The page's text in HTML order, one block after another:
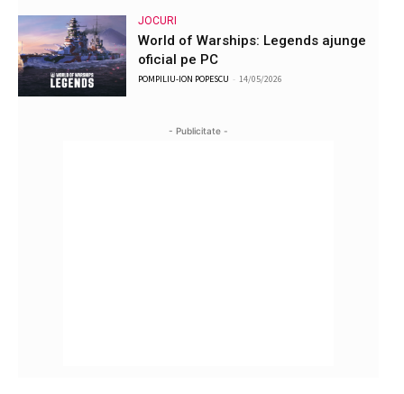
JOCURI
World of Warships: Legends ajunge
oficial pe PC
POMPILIU-ION POPESCU - 14/05/2026
- Publicitate -